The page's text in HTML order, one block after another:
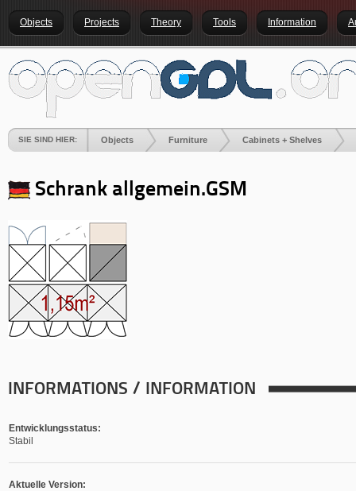
Objects Projects Theory Tools Information
SIE SIND HIER: Objects Furniture Cabinets + Shelves
Schrank allgemein.GSM
INFORMATIONS / INFORMATION
Entwicklungsstatus:
Stabil
Aktuelle Version: